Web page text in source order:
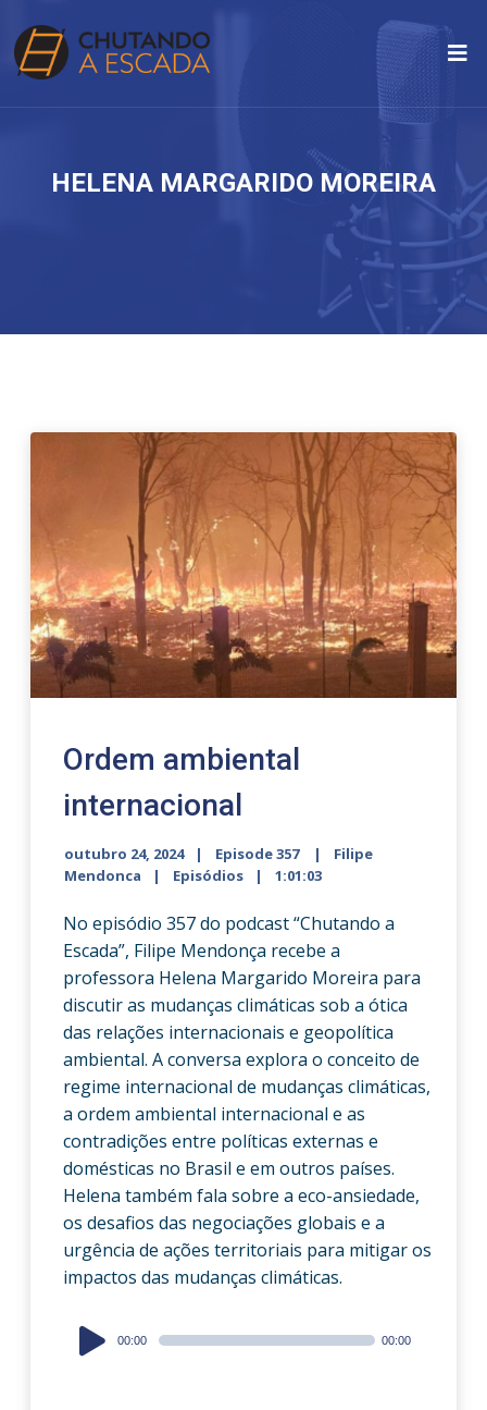
HELENA MARGARIDO MOREIRA
Ordem ambiental
internacional
outubro 24, 2024 Episode 357
Filipe
Mendonca
Episódios 1:01:03
No episódio 357 do podcast “Chutando a
Escada”, Filipe Mendonça recebe a
professora Helena Margarido Moreira para
discutir as mudanças climáticas sob a ótica
das relações internacionais e geopolítica
ambiental. A conversa explora o conceito de
regime internacional de mudanças climáticas,
a ordem ambiental internacional e as
contradições entre políticas externas e
domésticas no Brasil e em outros países.
Helena também fala sobre a eco-ansiedade,
os desafios das negociações globais e a
urgência de ações territoriais para mitigar os
impactos das mudanças climáticas.
Audio
Player
00:00 00:00